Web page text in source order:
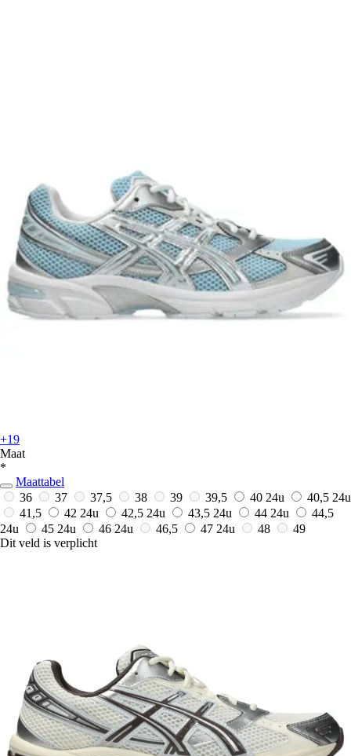
+19
Maat
*
Maattabel
36
37 37,5 38 39 39,5 40 24u 40,5 24u
41,5
42 24u 42,5 24u 43,5 24u 44 24u
44,5
24u
45 24u 46 24u 46,5 47 24u 48
49
Dit veld is verplicht